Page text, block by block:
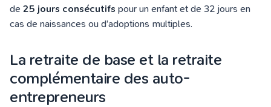
de 25 jours consécutifs pour un enfant et de 32 jours en
cas de naissances ou d’adoptions multiples.
La retraite de base et la retraite
complémentaire des auto-
entrepreneurs